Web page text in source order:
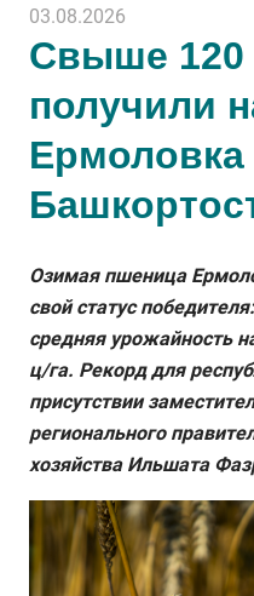
03.08.2026
Свыше 120
получили
Ермоловка
Озимая пшеница
свой статус
средняя урожайность
ц/га. Рекорд для
присутствии
регионального
хозяйства Ильшата